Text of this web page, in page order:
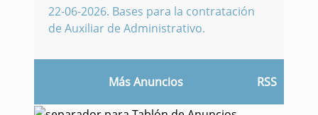
22-06-2026. Bases para la contratación
de Auxiliar de Administrativo.
Más Anuncios RSS